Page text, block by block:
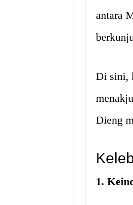
antara
Di sini,
Dieng
1.